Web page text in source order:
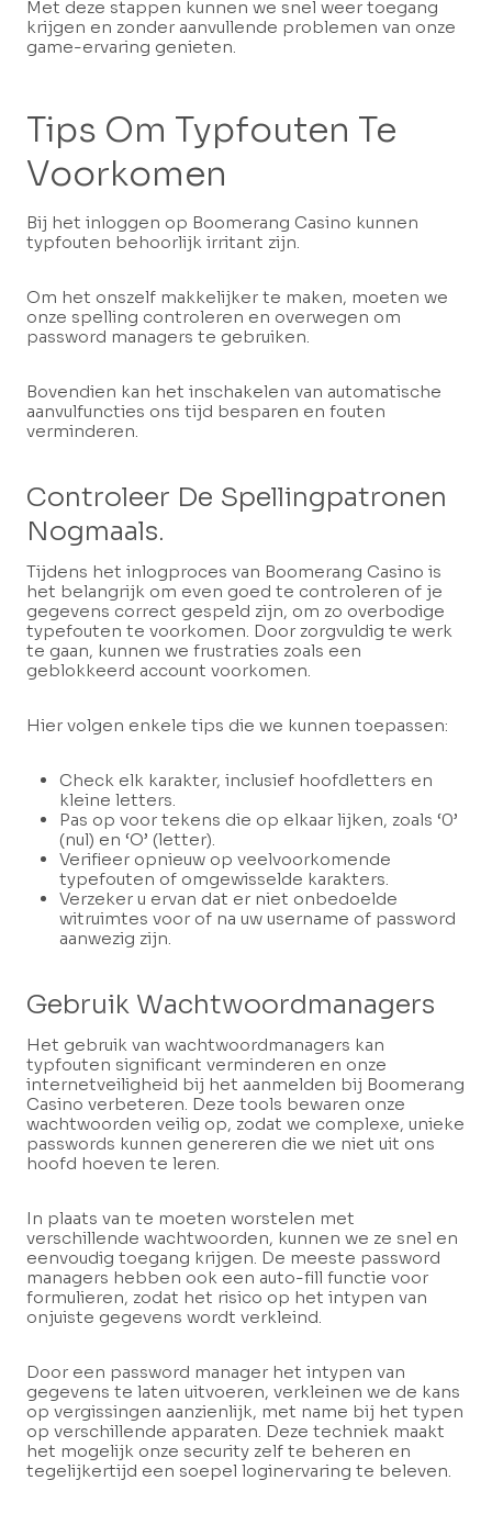
Met deze stappen kunnen we snel weer toegang
krijgen en zonder aanvullende problemen van onze
game-ervaring genieten.
Tips Om Typfouten Te
Voorkomen
Bij het inloggen op Boomerang Casino kunnen
typfouten behoorlijk irritant zijn.
Om het onszelf makkelijker te maken, moeten we
onze spelling controleren en overwegen om
password managers te gebruiken.
Bovendien kan het inschakelen van automatische
aanvulfuncties ons tijd besparen en fouten
verminderen.
Controleer De Spellingpatronen
Nogmaals.
Tijdens het inlogproces van Boomerang Casino is
het belangrijk om even goed te controleren of je
gegevens correct gespeld zijn, om zo overbodige
typefouten te voorkomen. Door zorgvuldig te werk
te gaan, kunnen we frustraties zoals een
geblokkeerd account voorkomen.
Hier volgen enkele tips die we kunnen toepassen:
Check elk karakter, inclusief hoofdletters en
kleine letters.
Pas op voor tekens die op elkaar lijken, zoals ‘0’
(nul) en ‘O’ (letter).
Verifieer opnieuw op veelvoorkomende
typefouten of omgewisselde karakters.
Verzeker u ervan dat er niet onbedoelde
witruimtes voor of na uw username of password
aanwezig zijn.
Gebruik Wachtwoordmanagers
Het gebruik van wachtwoordmanagers kan
typfouten significant verminderen en onze
internetveiligheid bij het aanmelden bij Boomerang
Casino verbeteren. Deze tools bewaren onze
wachtwoorden veilig op, zodat we complexe, unieke
passwords kunnen genereren die we niet uit ons
hoofd hoeven te leren.
In plaats van te moeten worstelen met
verschillende wachtwoorden, kunnen we ze snel en
eenvoudig toegang krijgen. De meeste password
managers hebben ook een auto-fill functie voor
formulieren, zodat het risico op het intypen van
onjuiste gegevens wordt verkleind.
Door een password manager het intypen van
gegevens te laten uitvoeren, verkleinen we de kans
op vergissingen aanzienlijk, met name bij het typen
op verschillende apparaten. Deze techniek maakt
het mogelijk onze security zelf te beheren en
tegelijkertijd een soepel loginervaring te beleven.